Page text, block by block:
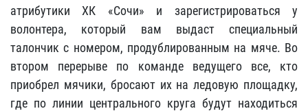
атрибутики ХК «Сочи» и зарегистрироваться у
волонтера, который вам выдаст специальный
талончик с номером, продублированным на мяче. Во
втором перерыве по команде ведущего все, кто
приобрел мячики, бросают их на ледовую площадку,
где по линии центрального круга будут находиться